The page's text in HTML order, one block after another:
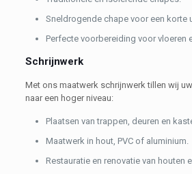
Sneldrogende chape voor een korte
Perfecte voorbereiding voor vloeren
Schrijnwerk
Met ons maatwerk schrijnwerk tillen wij
naar een hoger niveau:
Plaatsen van trappen, deuren en
Maatwerk in hout, PVC of aluminium.
Restauratie en renovatie van houten